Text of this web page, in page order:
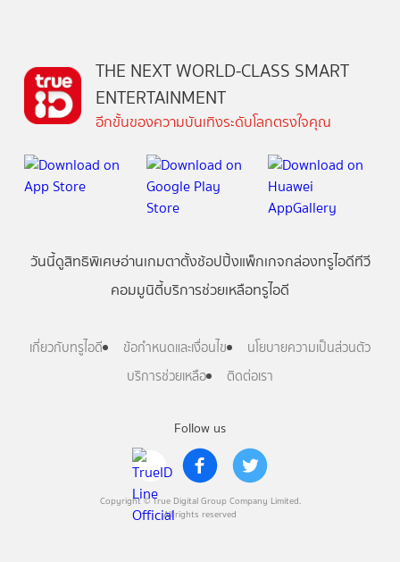
Follow us
Copyright © True Digital Group Company Limited.
All rights reserved
THE NEXT WORLD-CLASS SMART
ENTERTAINMENT
อีกขั้นของความบันเทิงระดับโลกตรงใจคุณ
วันนี้ดูสิทธิพิเศษอ่านเกมตาตั้งช้อปปิ้งแพ็กเกจกล่องทรูไอดีทีวี
คอมมูนิตี้บริการช่วยเหลือทรูไอดี
เกี่ยวกับทรูไอดี ข้อกำหนดและเงื่อนไข
นโยบายความเป็นส่วนตัว
บริการช่วยเหลือ
ติดต่อเรา